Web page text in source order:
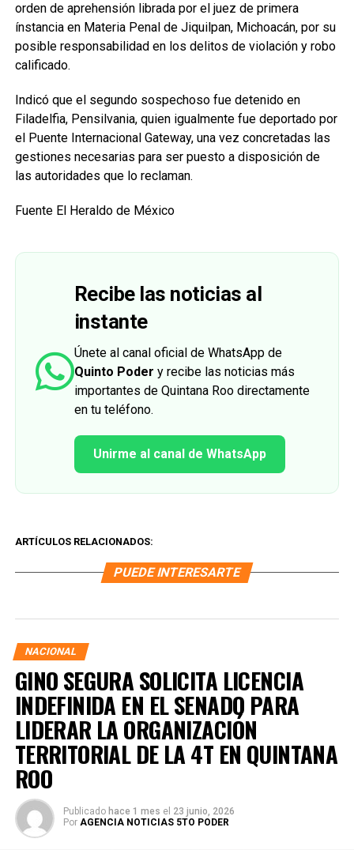
orden de aprehensión librada por el juez de primera
ínstancia en Materia Penal de Jiquilpan, Michoacán, por su
posible responsabilidad en los delitos de violación y robo
calificado.
Indicó que el segundo sospechoso fue detenido en
Filadelfia, Pensilvania, quien igualmente fue deportado por
el Puente Internacional Gateway, una vez concretadas las
gestiones necesarias para ser puesto a disposición de
las autoridades que lo reclaman.
Fuente El Heraldo de México
Recibe las noticias al
instante
Únete al canal oficial de WhatsApp de
Quinto Poder y recibe las noticias más
importantes de Quintana Roo directamente
en tu teléfono.
Unirme al canal de WhatsApp
ARTÍCULOS RELACIONADOS:
PUEDE INTERESARTE
NACIONAL
GINO SEGURA SOLICITA LICENCIA
INDEFINIDA EN EL SENADO PARA
LIDERAR LA ORGANIZACIÓN
TERRITORIAL DE LA 4T EN QUINTANA
ROO
Publicado hace 1 mes el 23 junio, 2026
Por AGENCIA NOTICIAS 5TO PODER